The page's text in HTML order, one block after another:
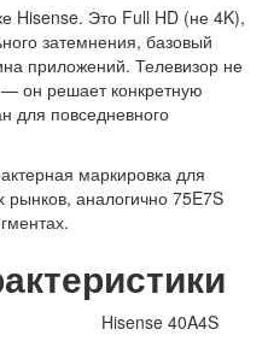
Hisense. Это Full HD (не 4K),
затемнения, базовый
приложений. Телевизор не
— он решает конкретную
для повседневного
маркировка для
рынков, аналогично 75E7S
Hisense 40A4S